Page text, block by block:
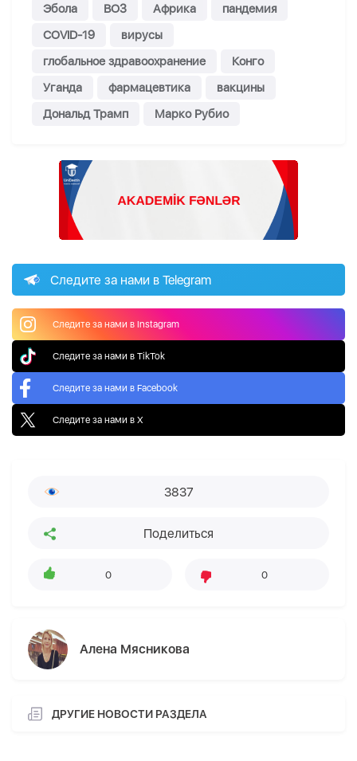
Эбола ВОЗ Африка
пандемия
COVID-19
вирусы
глобальное здравоохранение
Конго
Уганда
фармацевтика
вакцины
Дональд Трамп
Марко Рубио
Следите за нами в Telegram
Следите за нами в Instagram
Следите за нами в TikTok
Следите за нами в Facebook
Следите за нами в X
3837
Поделиться
0 0
Алена Мясникова
ДРУГИЕ НОВОСТИ РАЗДЕЛА